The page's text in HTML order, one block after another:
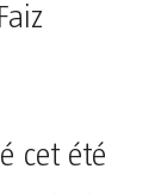
cet été